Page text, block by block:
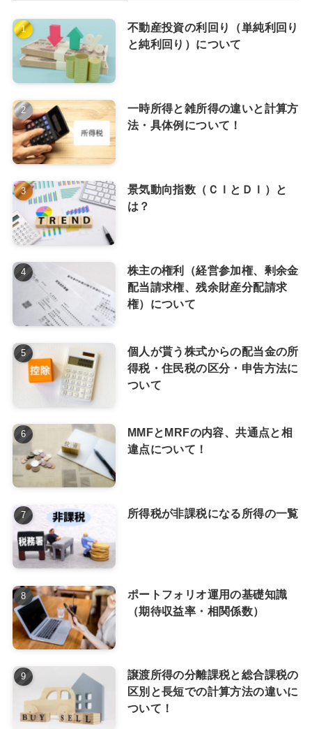
不動産投資の利回り（単純利回り
と純利回り）について
一時所得と雑所得の違いと計算方
法・具体例について！
景気動向指数（ＣＩとＤＩ）と
は？
株主の権利（経営参加権、剰余金
配当請求権、残余財産分配請求
権）について
個人が貰う株式からの配当金の所
得税・住民税の区分・申告方法に
ついて
MMFとMRFの内容、共通点と相
違点について！
所得税が非課税になる所得の一覧
ポートフォリオ運用の基礎知識
（期待収益率・相関係数）
譲渡所得の分離課税と総合課税の
区別と長短での計算方法の違いに
ついて！